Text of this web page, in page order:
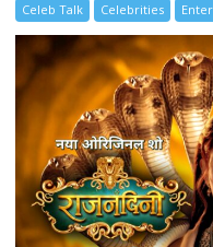
Celeb Talk Celebrities